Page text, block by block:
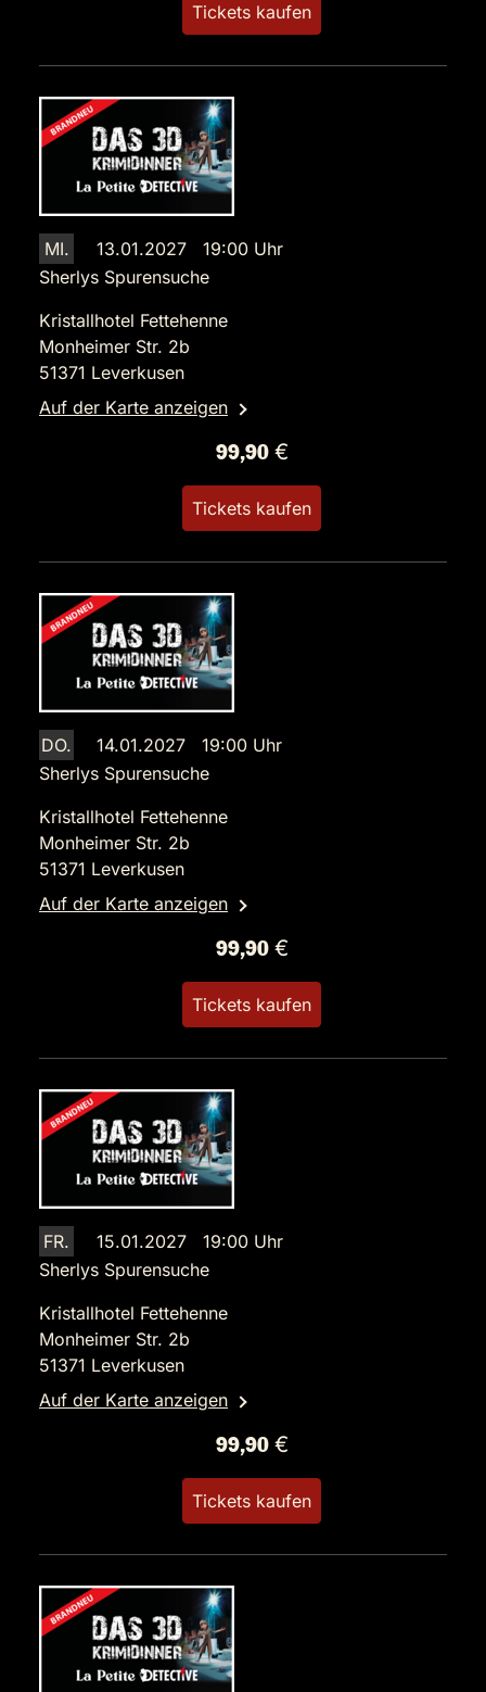
Tickets kaufen
MI.
13.01.2027 19:00 Uhr
Sherlys Spurensuche
Kristallhotel Fettehenne
Monheimer Str. 2b
51371 Leverkusen
Auf der Karte anzeigen
99,90 €
Tickets kaufen
DO.
14.01.2027 19:00 Uhr
Sherlys Spurensuche
Kristallhotel Fettehenne
Monheimer Str. 2b
51371 Leverkusen
Auf der Karte anzeigen
99,90 €
Tickets kaufen
FR.
15.01.2027 19:00 Uhr
Sherlys Spurensuche
Kristallhotel Fettehenne
Monheimer Str. 2b
51371 Leverkusen
Auf der Karte anzeigen
99,90 €
Tickets kaufen